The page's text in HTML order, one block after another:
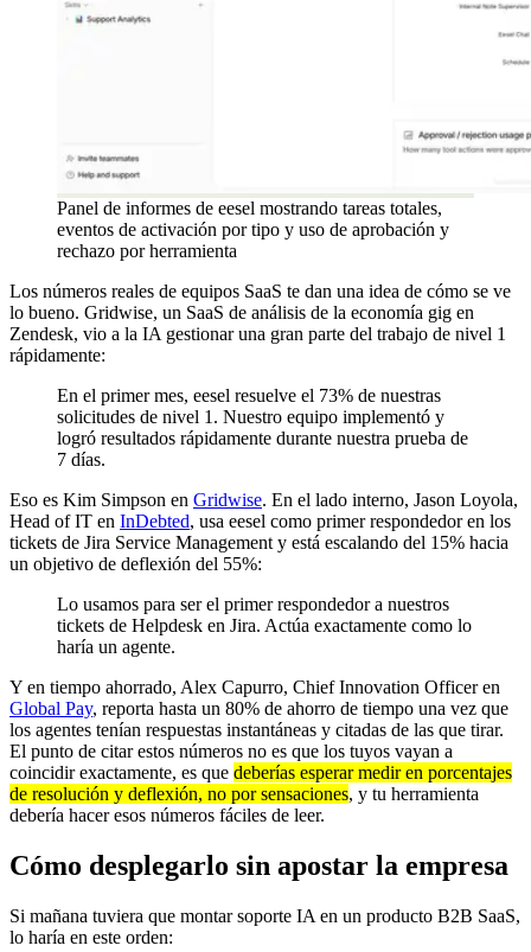
Panel de informes de eesel mostrando tareas totales,
eventos de activación por tipo y uso de aprobación y
rechazo por herramienta
Los números reales de equipos SaaS te dan una idea de cómo se ve
lo bueno. Gridwise, un SaaS de análisis de la economía gig en
Zendesk, vio a la IA gestionar una gran parte del trabajo de nivel 1
rápidamente:
En el primer mes, eesel resuelve el 73% de nuestras
solicitudes de nivel 1. Nuestro equipo implementó y
logró resultados rápidamente durante nuestra prueba de
7 días.
Eso es Kim Simpson en Gridwise. En el lado interno, Jason Loyola,
Head of IT en InDebted, usa eesel como primer respondedor en los
tickets de Jira Service Management y está escalando del 15% hacia
un objetivo de deflexión del 55%:
Lo usamos para ser el primer respondedor a nuestros
tickets de Helpdesk en Jira. Actúa exactamente como lo
haría un agente.
Y en tiempo ahorrado, Alex Capurro, Chief Innovation Officer en
Global Pay, reporta hasta un 80% de ahorro de tiempo una vez que
los agentes tenían respuestas instantáneas y citadas de las que tirar.
El punto de citar estos números no es que los tuyos vayan a
coincidir exactamente, es que deberías esperar medir en porcentajes
de resolución y deflexión, no por sensaciones, y tu herramienta
debería hacer esos números fáciles de leer.
Cómo desplegarlo sin apostar la empresa
Si mañana tuviera que montar soporte IA en un producto B2B SaaS,
lo haría en este orden: